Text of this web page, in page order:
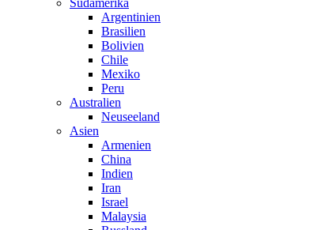
Argentinien
Brasilien
Bolivien
Chile
Mexiko
Peru
Australien
Neuseeland
Asien
Armenien
China
Indien
Iran
Israel
Malaysia